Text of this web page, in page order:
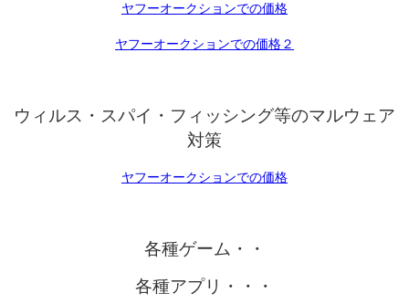
ヤフーオークションでの価格
ヤフーオークションでの価格２
ウィルス・スパイ・フィッシング等のマルウェア
対策
ヤフーオークションでの価格
各種ゲーム・・
各種アプリ・・・